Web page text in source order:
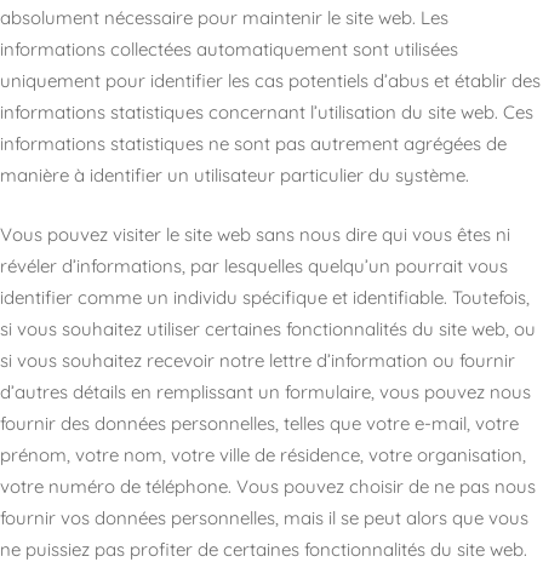
absolument nécessaire pour maintenir le site web. Les
informations collectées automatiquement sont utilisées
uniquement pour identifier les cas potentiels d’abus et établir des
informations statistiques concernant l’utilisation du site web. Ces
informations statistiques ne sont pas autrement agrégées de
manière à identifier un utilisateur particulier du système.
Vous pouvez visiter le site web sans nous dire qui vous êtes ni
révéler d’informations, par lesquelles quelqu’un pourrait vous
identifier comme un individu spécifique et identifiable. Toutefois,
si vous souhaitez utiliser certaines fonctionnalités du site web, ou
si vous souhaitez recevoir notre lettre d’information ou fournir
d’autres détails en remplissant un formulaire, vous pouvez nous
fournir des données personnelles, telles que votre e-mail, votre
prénom, votre nom, votre ville de résidence, votre organisation,
votre numéro de téléphone. Vous pouvez choisir de ne pas nous
fournir vos données personnelles, mais il se peut alors que vous
ne puissiez pas profiter de certaines fonctionnalités du site web.